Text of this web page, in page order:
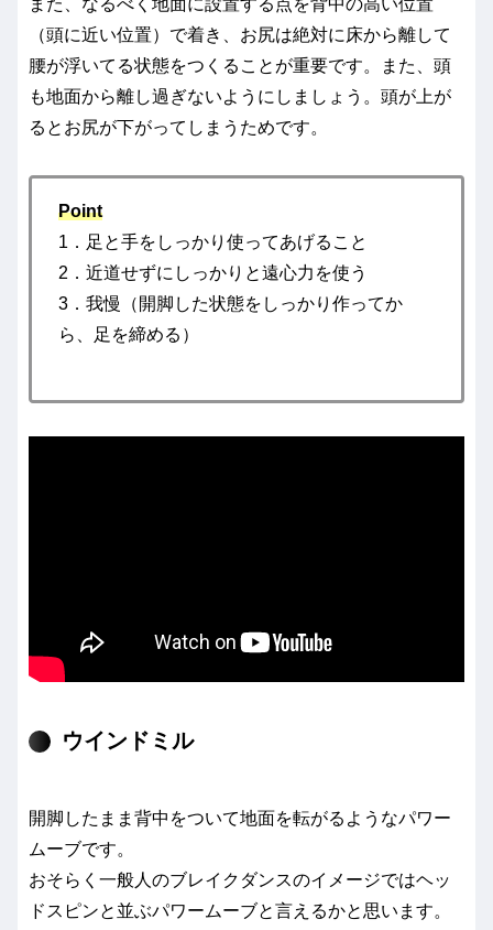
また、なるべく地面に設置する点を背中の高い位置
（頭に近い位置）で着き、お尻は絶対に床から離して
腰が浮いてる状態をつくることが重要です。また、頭
も地面から離し過ぎないようにしましょう。頭が上が
るとお尻が下がってしまうためです。
Point
1．足と手をしっかり使ってあげること
2．近道せずにしっかりと遠心力を使う
3．我慢（開脚した状態をしっかり作ってか
ら、足を締める）
ウインドミル
開脚したまま背中をついて地面を転がるようなパワー
ムーブです。
おそらく一般人のブレイクダンスのイメージではヘッ
ドスピンと並ぶパワームーブと言えるかと思います。